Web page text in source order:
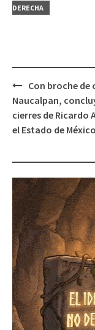
DERECHA
Post
navigation
Con broche de
Naucalpan,
cierres de Ricardo
el Estado de México